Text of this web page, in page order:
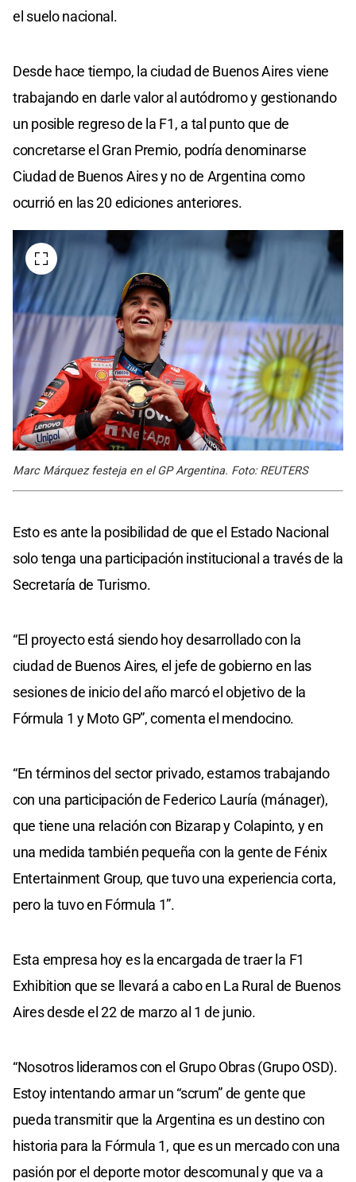
el suelo nacional.
Desde hace tiempo, la ciudad de Buenos Aires viene
trabajando en darle valor al autódromo y gestionando
un posible regreso de la F1, a tal punto que de
concretarse el Gran Premio, podría denominarse
Ciudad de Buenos Aires y no de Argentina como
ocurrió en las 20 ediciones anteriores.
Marc Márquez festeja en el GP Argentina. Foto: REUTERS
Esto es ante la posibilidad de que el Estado Nacional
solo tenga una participación institucional a través de la
Secretaría de Turismo.
“El proyecto está siendo hoy desarrollado con la
ciudad de Buenos Aires, el jefe de gobierno en las
sesiones de inicio del año marcó el objetivo de la
Fórmula 1 y Moto GP”, comenta el mendocino.
“En términos del sector privado, estamos trabajando
con una participación de Federico Lauría (mánager),
que tiene una relación con Bizarap y Colapinto, y en
una medida también pequeña con la gente de Fénix
Entertainment Group, que tuvo una experiencia corta,
pero la tuvo en Fórmula 1”.
Esta empresa hoy es la encargada de traer la F1
Exhibition que se llevará a cabo en La Rural de Buenos
Aires desde el 22 de marzo al 1 de junio.
“Nosotros lideramos con el Grupo Obras (Grupo OSD).
Estoy intentando armar un “scrum” de gente que
pueda transmitir que la Argentina es un destino con
historia para la Fórmula 1, que es un mercado con una
pasión por el deporte motor descomunal y que va a